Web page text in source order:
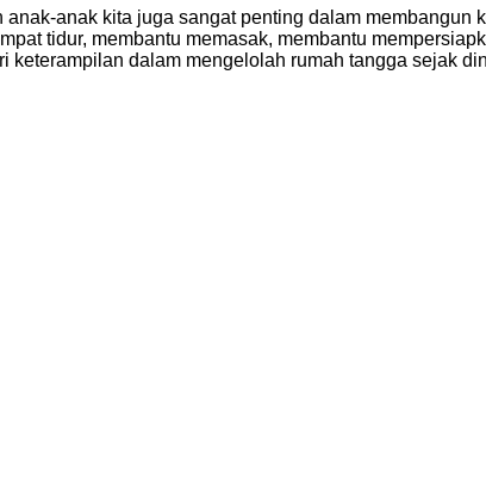
anak kita juga sangat penting dalam membangun
tidur, membantu memasak, membantu
keterampilan dalam mengelolah rumah tangga sejak